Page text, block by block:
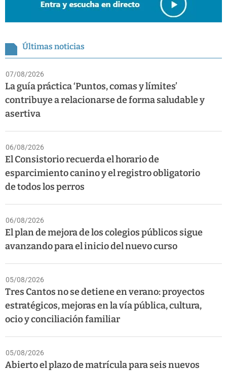
Últimas noticias
07/08/2026
La guía práctica ‘Puntos, comas y límites’
contribuye a relacionarse de forma saludable y
asertiva
06/08/2026
El Consistorio recuerda el horario de
esparcimiento canino y el registro obligatorio
de todos los perros
06/08/2026
El plan de mejora de los colegios públicos sigue
avanzando para el inicio del nuevo curso
05/08/2026
Tres Cantos no se detiene en verano: proyectos
estratégicos, mejoras en la vía pública, cultura,
ocio y conciliación familiar
05/08/2026
Abierto el plazo de matrícula para seis nuevos